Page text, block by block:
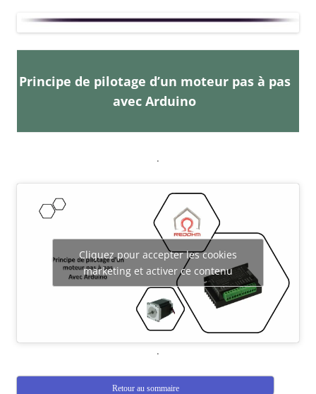
Principe de pilotage d’un moteur pas à pas
avec Arduino
.
Cliquez pour accepter les cookies
marketing et activer ce contenu
.
Retour au sommaire